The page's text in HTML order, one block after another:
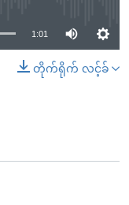
1:01
တိုက်ရိုက် လင့်ခ်